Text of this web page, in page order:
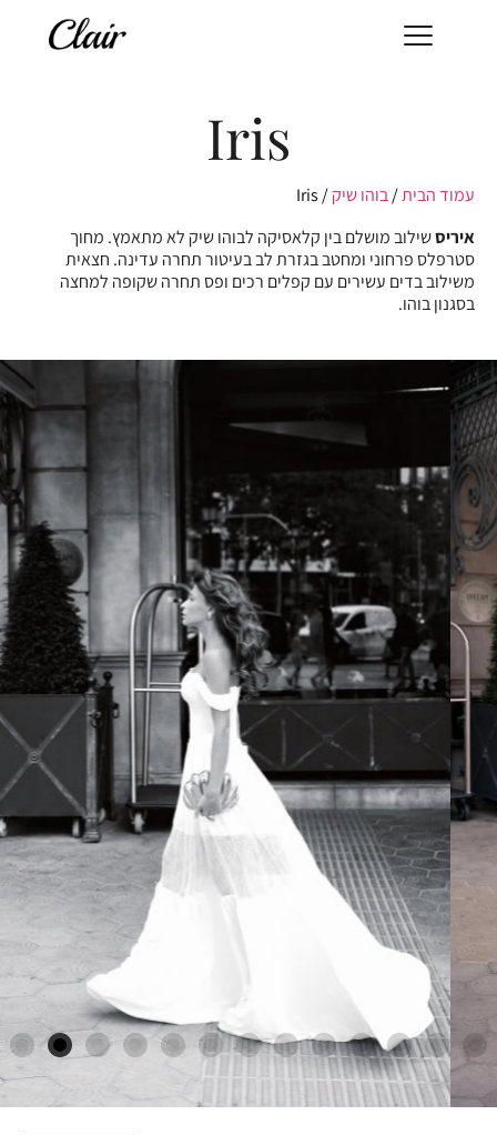
Iris
עמוד הבית/בוהו שיק/ Iris
איריסשילוב מושלם בין קלאסיקה לבוהו שיק לא מתאמץ. מחוך
סטרפלס פרחוני ומחטב בגזרת לב בעיטור תחרה עדינה. חצאית
משילוב בדים עשירים עם קפלים רכים ופס תחרה שקופה למחצה
בסגנון בוהו.